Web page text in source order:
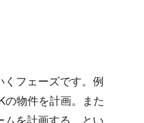
フェーズです。例
物件を計画。また
を計画する、とい